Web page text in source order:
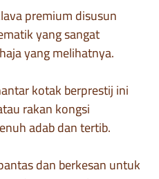
premium disusun
yang sangat
yang melihatnya.
kotak berprestij ini
rakan kongsi
adab dan tertib.
dan berkesan untuk